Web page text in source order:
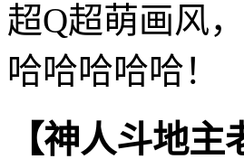
超Q超萌画风
哈哈哈哈哈！
【神人斗地